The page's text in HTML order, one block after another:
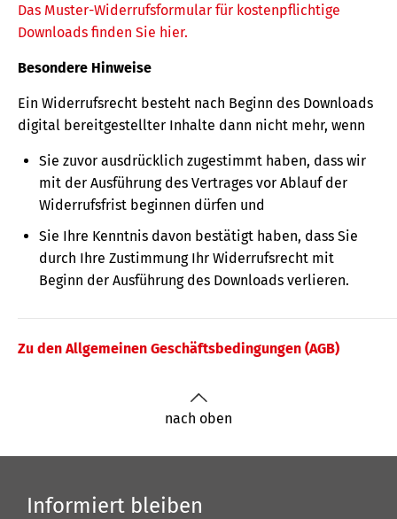
Das Muster-Widerrufsformular für kostenpflichtige
Downloads finden Sie hier.
Besondere Hinweise
Ein Widerrufsrecht besteht nach Beginn des Downloads
digital bereitgestellter Inhalte dann nicht mehr, wenn
Sie zuvor ausdrücklich zugestimmt haben, dass wir
mit der Ausführung des Vertrages vor Ablauf der
Widerrufsfrist beginnen dürfen und
Sie Ihre Kenntnis davon bestätigt haben, dass Sie
durch Ihre Zustimmung Ihr Widerrufsrecht mit
Beginn der Ausführung des Downloads verlieren.
Zu den Allgemeinen Geschäftsbedingungen (AGB)
nach oben
Informiert bleiben